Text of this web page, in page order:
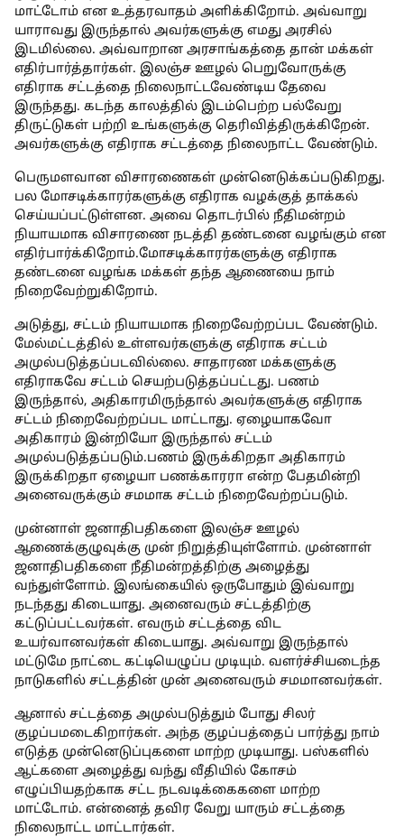
மாட்டோம் என உத்தரவாதம் அளிக்கிறோம். அவ்வாறு
யாராவது இருந்தால் அவர்களுக்கு எமது அரசில்
இடமில்லை. அவ்வாறான அரசாங்கத்தை தான் மக்கள்
எதிர்பார்த்தார்கள். இலஞ்ச ஊழல் பெறுவோருக்கு
எதிராக சட்டத்தை நிலைநாட்டவேண்டிய தேவை
இருந்தது. கடந்த காலத்தில் இடம்பெற்ற பல்வேறு
திருட்டுகள் பற்றி உங்களுக்கு தெரிவித்திருக்கிறேன்.
அவர்களுக்கு எதிராக சட்டத்தை நிலைநாட்ட வேண்டும்.
பெருமளவான விசாரணைகள் முன்னெடுக்கப்படுகிறது.
பல மோசடிக்காரர்களுக்கு எதிராக வழக்குத் தாக்கல்
செய்யப்பட்டுள்ளன. அவை தொடர்பில் நீதிமன்றம்
நியாயமாக விசாரணை நடத்தி தண்டனை வழங்கும் என
எதிர்பார்க்கிறோம்.மோசடிக்காரர்களுக்கு எதிராக
தண்டனை வழங்க மக்கள் தந்த ஆணையை நாம்
நிறைவேற்றுகிறோம்.
அடுத்து, சட்டம் நியாயமாக நிறைவேற்றப்பட வேண்டும்.
மேல்மட்டத்தில் உள்ளவர்களுக்கு எதிராக சட்டம்
அமுல்படுத்தப்படவில்லை. சாதாரண மக்களுக்கு
எதிராகவே சட்டம் செயற்படுத்தப்பட்டது. பணம்
இருந்தால், அதிகாரமிருந்தால் அவர்களுக்கு எதிராக
சட்டம் நிறைவேற்றப்பட மாட்டாது. ஏழையாகவோ
அதிகாரம் இன்றியோ இருந்தால் சட்டம்
அமுல்படுத்தப்படும்.பணம் இருக்கிறதா அதிகாரம்
இருக்கிறதா ஏழையா பணக்காரரா என்ற பேதமின்றி
அனைவருக்கும் சமமாக சட்டம் நிறைவேற்றப்படும்.
முன்னாள் ஜனாதிபதிகளை இலஞ்ச ஊழல்
ஆணைக்குழுவுக்கு முன் நிறுத்தியுள்ளோம். முன்னாள்
ஜனாதிபதிகளை நீதிமன்றத்திற்கு அழைத்து
வந்துள்ளோம். இலங்கையில் ஒருபோதும் இவ்வாறு
நடந்தது கிடையாது. அனைவரும் சட்டத்திற்கு
கட்டுப்பட்டவர்கள். எவரும் சட்டத்தை விட
உயர்வானவர்கள் கிடையாது. அவ்வாறு இருந்தால்
மட்டுமே நாட்டை கட்டியெழுப்ப முடியும். வளர்ச்சியடைந்த
நாடுகளில் சட்டத்தின் முன் அனைவரும் சமமானவர்கள்.
ஆனால் சட்டத்தை அமுல்படுத்தும் போது சிலர்
குழப்பமடைகிறார்கள். அந்த குழப்பத்தைப் பார்த்து நாம்
எடுத்த முன்னெடுப்புகளை மாற்ற முடியாது. பஸ்களில்
ஆட்களை அழைத்து வந்து வீதியில் கோசம்
எழுப்பியதற்காக சட்ட நடவடிக்கைகளை மாற்ற
மாட்டோம். என்னைத் தவிர வேறு யாரும் சட்டத்தை
நிலைநாட்ட மாட்டார்கள்.